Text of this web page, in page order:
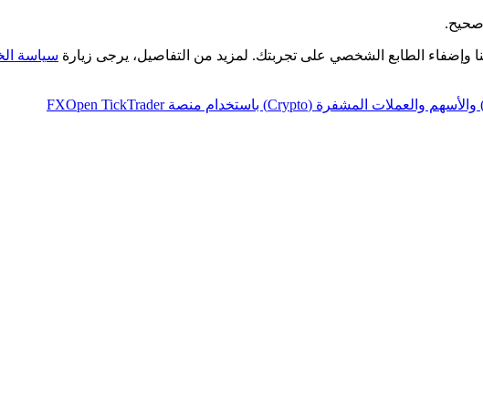
صحيح.
وإضفاء الطابع الشخصي على تجربتك. لمزيد من التفاصيل، يرجى زيارة سياسة